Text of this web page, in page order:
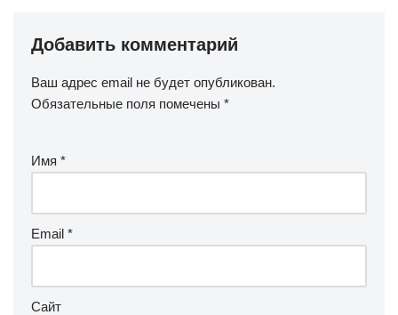
Добавить комментарий
Ваш адрес email не будет опубликован.
Обязательные поля помечены *
Имя *
Email *
Сайт